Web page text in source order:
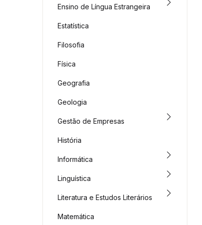
Ensino de Língua Estrangeira
Estatística
Filosofia
Física
Geografia
Geologia
Gestão de Empresas
História
Informática
Linguística
Literatura e Estudos Literários
Matemática